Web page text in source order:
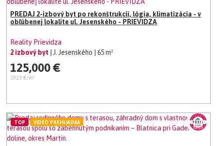
PREDAJ 2-izbový byt po rekonštrukcii, lógia, klimatizácia - v
obľúbenej lokalite ul. Jesenského - PRIEVIDZA
Reality Prievidza
2 izbový byt
| J. Jesenského | 65 m²
125,000 €
1923 €/m²
TOP VIDEO PREHLIADKA